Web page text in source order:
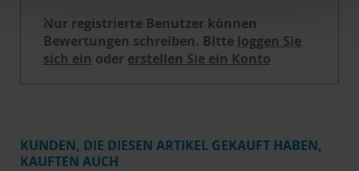
Nur registrierte Benutzer können
Bewertungen schreiben. Bitte loggen Sie
sich ein oder erstellen Sie ein Konto
KUNDEN, DIE DIESEN ARTIKEL GEKAUFT HABEN,
KAUFTEN AUCH